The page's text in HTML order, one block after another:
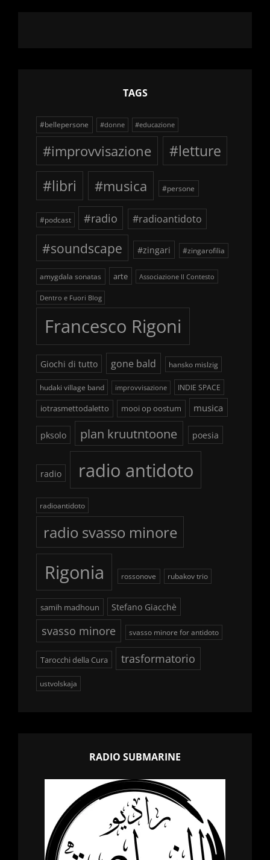
TAGS
#bellepersone #donne #educazione
#improvvisazione
#letture
#libri
#musica #persone
#podcast #radio #radioantidoto
#soundscape #zingari #zingarofilia
amygdala sonatas arte Associazione Il Contesto
Dentro e Fuori Blog
Francesco Rigoni
Giochi di tutto gone bald hansko mislzig
hudaki village band improvvisazione INDIE SPACE
iotrasmettodaletto mooi op oostum musica
pksolo plan kruutntoone poesia
radio radio antidoto
radioantidoto
radio svasso minore
Rigonia rossonove rubakov trio
samih madhoun Stefano Giacchè
svasso minore svasso minore for antidoto
Tarocchi della Cura trasformatorio
ustvolskaja
RADIO SUBMARINE